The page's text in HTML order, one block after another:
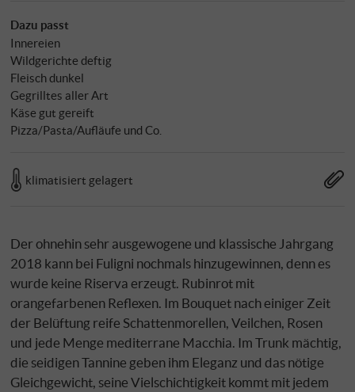
Dazu passt
Innereien
Wildgerichte deftig
Fleisch dunkel
Gegrilltes aller Art
Käse gut gereift
Pizza/Pasta/Aufläufe und Co.
klimatisiert gelagert
Der ohnehin sehr ausgewogene und klassische Jahrgang
2018 kann bei Fuligni nochmals hinzugewinnen, denn es
wurde keine Riserva erzeugt. Rubinrot mit
orangefarbenen Reflexen. Im Bouquet nach einiger Zeit
der Belüftung reife Schattenmorellen, Veilchen, Rosen
und jede Menge mediterrane Macchia. Im Trunk mächtig,
die seidigen Tannine geben ihm Eleganz und das nötige
Gleichgewicht, seine Vielschichtigkeit kommt mit jedem